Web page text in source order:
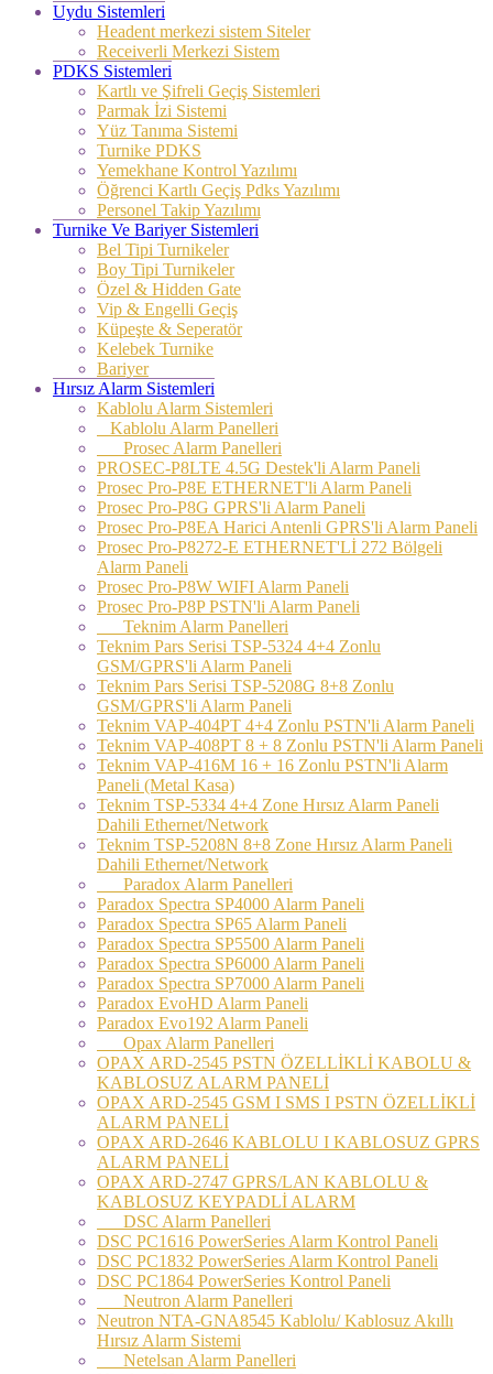
Uydu Sistemleri
Headent merkezi sistem Siteler
Receiverli Merkezi Sistem
PDKS Sistemleri
Kartlı ve Şifreli Geçiş Sistemleri
Parmak İzi Sistemi
Yüz Tanıma Sistemi
Turnike PDKS
Yemekhane Kontrol Yazılımı
Öğrenci Kartlı Geçiş Pdks Yazılımı
Personel Takip Yazılımı
Turnike Ve Bariyer Sistemleri
Bel Tipi Turnikeler
Boy Tipi Turnikeler
Özel & Hidden Gate
Vip & Engelli Geçiş
Küpeşte & Seperatör
Kelebek Turnike
Bariyer
Hırsız Alarm Sistemleri
Kablolu Alarm Sistemleri
Kablolu Alarm Panelleri
Prosec Alarm Panelleri
PROSEC-P8LTE 4.5G Destek'li Alarm Paneli
Prosec Pro-P8E ETHERNET'li Alarm Paneli
Prosec Pro-P8G GPRS'li Alarm Paneli
Prosec Pro-P8EA Harici Antenli GPRS'li Alarm Paneli
Prosec Pro-P8272-E ETHERNET'Lİ 272 Bölgeli
Alarm Paneli
Prosec Pro-P8W WIFI Alarm Paneli
Prosec Pro-P8P PSTN'li Alarm Paneli
Teknim Alarm Panelleri
Teknim Pars Serisi TSP-5324 4+4 Zonlu
GSM/GPRS'li Alarm Paneli
Teknim Pars Serisi TSP-5208G 8+8 Zonlu
GSM/GPRS'li Alarm Paneli
Teknim VAP-404PT 4+4 Zonlu PSTN'li Alarm Paneli
Teknim VAP-408PT 8 + 8 Zonlu PSTN'li Alarm Paneli
Teknim VAP-416M 16 + 16 Zonlu PSTN'li Alarm
Paneli (Metal Kasa)
Teknim TSP-5334 4+4 Zone Hırsız Alarm Paneli
Dahili Ethernet/Network
Teknim TSP-5208N 8+8 Zone Hırsız Alarm Paneli
Dahili Ethernet/Network
Paradox Alarm Panelleri
Paradox Spectra SP4000 Alarm Paneli
Paradox Spectra SP65 Alarm Paneli
Paradox Spectra SP5500 Alarm Paneli
Paradox Spectra SP6000 Alarm Paneli
Paradox Spectra SP7000 Alarm Paneli
Paradox EvoHD Alarm Paneli
Paradox Evo192 Alarm Paneli
Opax Alarm Panelleri
OPAX ARD-2545 PSTN ÖZELLİKLİ KABOLU &
KABLOSUZ ALARM PANELİ
OPAX ARD-2545 GSM I SMS I PSTN ÖZELLİKLİ
ALARM PANELİ
OPAX ARD-2646 KABLOLU I KABLOSUZ GPRS
ALARM PANELİ
OPAX ARD-2747 GPRS/LAN KABLOLU &
KABLOSUZ KEYPADLİ ALARM
DSC Alarm Panelleri
DSC PC1616 PowerSeries Alarm Kontrol Paneli
DSC PC1832 PowerSeries Alarm Kontrol Paneli
DSC PC1864 PowerSeries Kontrol Paneli
Neutron Alarm Panelleri
Neutron NTA-GNA8545 Kablolu/ Kablosuz Akıllı
Hırsız Alarm Sistemi
Netelsan Alarm Panelleri